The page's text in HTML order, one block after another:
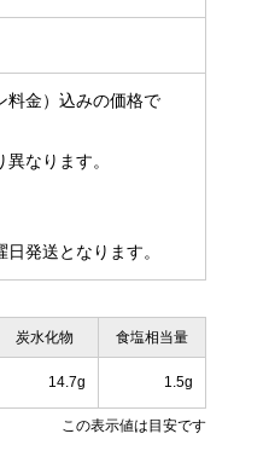
料金）込みの価格で
なります。
発送となります。
炭水化物 食塩相当量
14.7g 1.5g
この表示値は目安です